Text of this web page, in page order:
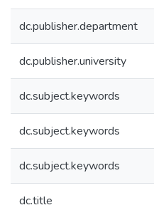
dc.publisher.department
dc.publisher.university
dc.subject.keywords
dc.subject.keywords
dc.subject.keywords
dc.title